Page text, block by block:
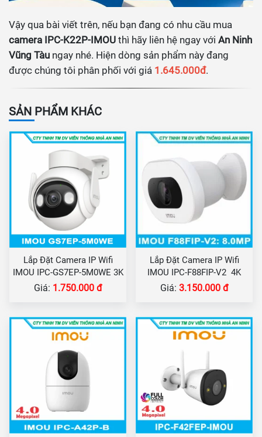
Vậy qua bài viết trên, nếu bạn đang có nhu cầu mua
camera IPC-K22P-IMOU thì hãy liên hệ ngay với An Ninh
Vũng Tàu ngay nhé. Hiện dòng sản phẩm này đang
được chúng tôi phân phối với giá 1.645.000đ.
SẢN PHẨM KHÁC
Lắp Đặt Camera IP Wifi
IMOU IPC-GS7EP-5M0WE 3K
Giá: 1.750.000 đ
Lắp Đặt Camera IP Wifi
IMOU IPC-F88FIP-V2 4K
Giá: 3.150.000 đ